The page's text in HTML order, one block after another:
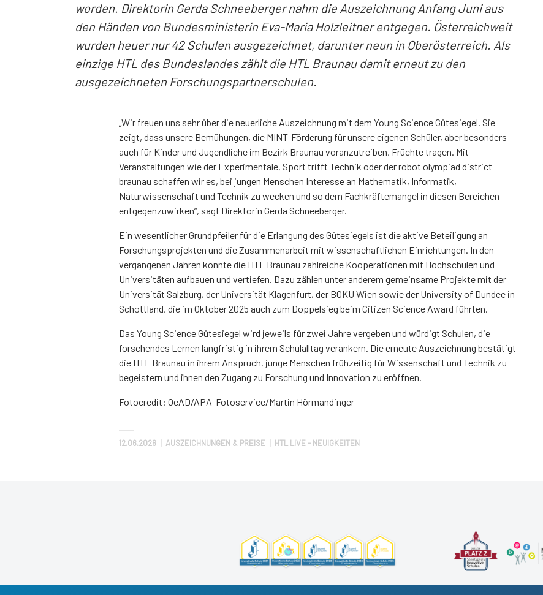
worden. Direktorin Gerda Schneeberger nahm die Auszeichnung Anfang Juni aus
den Händen von Bundesministerin Eva-Maria Holzleitner entgegen. Österreichweit
wurden heuer nur 42 Schulen ausgezeichnet, darunter neun in Oberösterreich. Als
einzige HTL des Bundeslandes zählt die HTL Braunau damit erneut zu den
ausgezeichneten Forschungspartnerschulen.
„Wir freuen uns sehr über die neuerliche Auszeichnung mit dem Young Science Gütesiegel. Sie
zeigt, dass unsere Bemühungen, die MINT-Förderung für unsere eigenen Schüler, aber besonders
auch für Kinder und Jugendliche im Bezirk Braunau voranzutreiben, Früchte tragen. Mit
Veranstaltungen wie der Experimentale, Sport trifft Technik oder der robot olympiad district
braunau schaffen wir es, bei jungen Menschen Interesse an Mathematik, Informatik,
Naturwissenschaft und Technik zu wecken und so dem Fachkräftemangel in diesen Bereichen
entgegenzuwirken“, sagt Direktorin Gerda Schneeberger.
Ein wesentlicher Grundpfeiler für die Erlangung des Gütesiegels ist die aktive Beteiligung an
Forschungsprojekten und die Zusammenarbeit mit wissenschaftlichen Einrichtungen. In den
vergangenen Jahren konnte die HTL Braunau zahlreiche Kooperationen mit Hochschulen und
Universitäten aufbauen und vertiefen. Dazu zählen unter anderem gemeinsame Projekte mit der
Universität Salzburg, der Universität Klagenfurt, der BOKU Wien sowie der University of Dundee in
Schottland, die im Oktober 2025 auch zum Doppelsieg beim Citizen Science Award führten.
Das Young Science Gütesiegel wird jeweils für zwei Jahre vergeben und würdigt Schulen, die
forschendes Lernen langfristig in ihrem Schulalltag verankern. Die erneute Auszeichnung bestätigt
die HTL Braunau in ihrem Anspruch, junge Menschen frühzeitig für Wissenschaft und Technik zu
begeistern und ihnen den Zugang zu Forschung und Innovation zu eröffnen.
Fotocredit: OeAD/APA-Fotoservice/Martin Hörmandinger
12.06.2026 AUSZEICHNUNGEN & PREISE | HTL LIVE - NEUIGKEITEN